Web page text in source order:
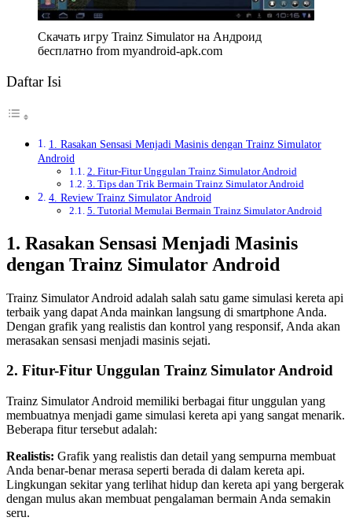
Скачать игру Trainz Simulator на Андроид
бесплатно from myandroid-apk.com
Daftar Isi
1. Rasakan Sensasi Menjadi Masinis dengan Trainz Simulator
Android
2. Fitur-Fitur Unggulan Trainz Simulator Android
3. Tips dan Trik Bermain Trainz Simulator Android
4. Review Trainz Simulator Android
5. Tutorial Memulai Bermain Trainz Simulator Android
1. Rasakan Sensasi Menjadi Masinis
dengan Trainz Simulator Android
Trainz Simulator Android adalah salah satu game simulasi kereta api
terbaik yang dapat Anda mainkan langsung di smartphone Anda.
Dengan grafik yang realistis dan kontrol yang responsif, Anda akan
merasakan sensasi menjadi masinis sejati.
2. Fitur-Fitur Unggulan Trainz Simulator Android
Trainz Simulator Android memiliki berbagai fitur unggulan yang
membuatnya menjadi game simulasi kereta api yang sangat menarik.
Beberapa fitur tersebut adalah:
Realistis: Grafik yang realistis dan detail yang sempurna membuat
Anda benar-benar merasa seperti berada di dalam kereta api.
Lingkungan sekitar yang terlihat hidup dan kereta api yang bergerak
dengan mulus akan membuat pengalaman bermain Anda semakin
seru.